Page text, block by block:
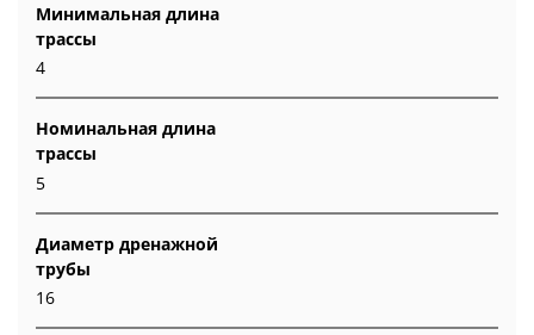
Минимальная длина
трассы
4
Номинальная длина
трассы
5
Диаметр дренажной
трубы
16